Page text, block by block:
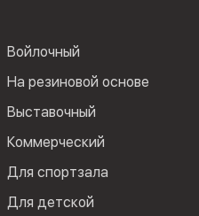
Войлочный
На резиновой основе
Выставочный
Коммерческий
Для спортзала
Для детской